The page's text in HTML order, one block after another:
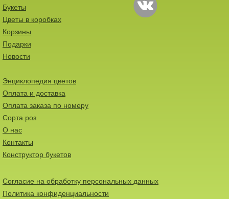
Букеты
Цветы в коробках
Корзины
Подарки
Новости
Энциклопедия цветов
Оплата и доставка
Оплата заказа по номеру
Сорта роз
О нас
Контакты
Конструктор букетов
Согласие на обработку персональных данных
Политика конфиденциальности